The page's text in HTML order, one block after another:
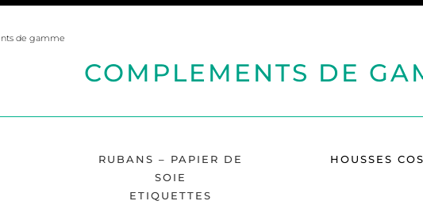
de gamme
COMPLEMENTS DE
RUBANS – PAPIER DE
SOIE
ETIQUETTES
HOUSSES